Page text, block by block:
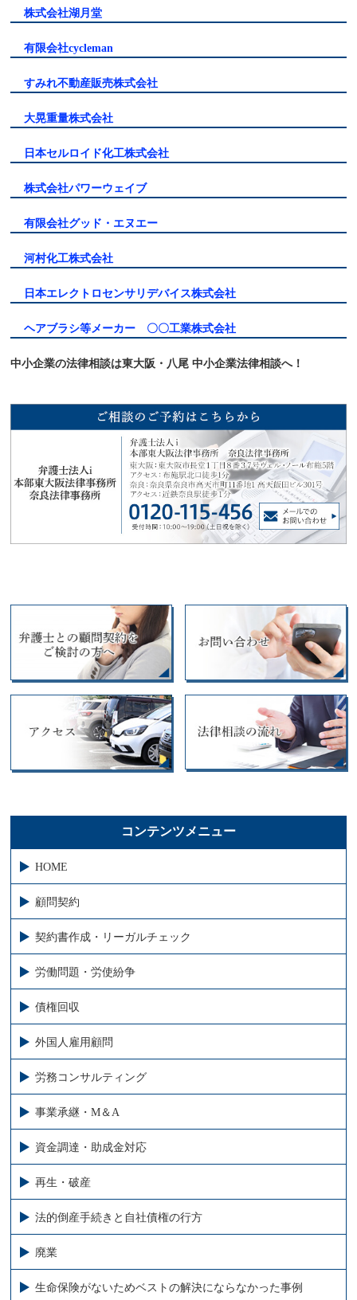
株式会社湖月堂
有限会社cycleman
すみれ不動産販売株式会社
大晃重量株式会社
日本セルロイド化工株式会社
株式会社パワーウェイブ
有限会社グッド・エヌエー
河村化工株式会社
日本エレクトロセンサリデバイス株式会社
ヘアブラシ等メーカー 〇〇工業株式会社
中小企業の法律相談は東大阪・八尾 中小企業法律相談へ！
コンテンツメニュー
HOME
顧問契約
契約書作成・リーガルチェック
労働問題・労使紛争
債権回収
外国人雇用顧問
労務コンサルティング
事業承継・M＆A
資金調達・助成金対応
再生・破産
法的倒産手続きと自社債権の行方
廃業
生命保険がないためベストの解決にならなかった事例